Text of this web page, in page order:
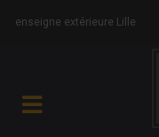
enseigne extérieure Lille